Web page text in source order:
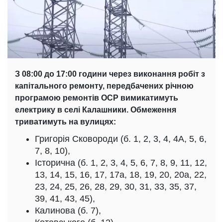
З 08:00 до 17:00 години через виконання робіт з
капітального ремонту, передбачених річною
програмою ремонтів ОСР вимикатимуть
електрику в селі Калашники. Обмеження
триватимуть на вулицях:
Григорія Сковороди (б. 1, 2, 3, 4, 4А, 5, 6,
7, 8, 10),
Історична (б. 1, 2, 3, 4, 5, 6, 7, 8, 9, 11, 12,
13, 14, 15, 16, 17, 17а, 18, 19, 20, 20а, 22,
23, 24, 25, 26, 28, 29, 30, 31, 33, 35, 37,
39, 41, 43, 45),
Калинова (б. 7),